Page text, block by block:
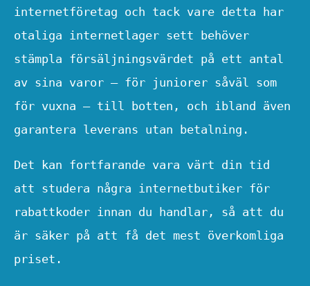
internetföretag och tack vare detta har
otaliga internetlager sett behöver
stämpla försäljningsvärdet på ett antal
av sina varor – för juniorer såväl som
för vuxna – till botten, och ibland även
garantera leverans utan betalning.
Det kan fortfarande vara värt din tid
att studera några internetbutiker för
rabattkoder innan du handlar, så att du
är säker på att få det mest överkomliga
priset.